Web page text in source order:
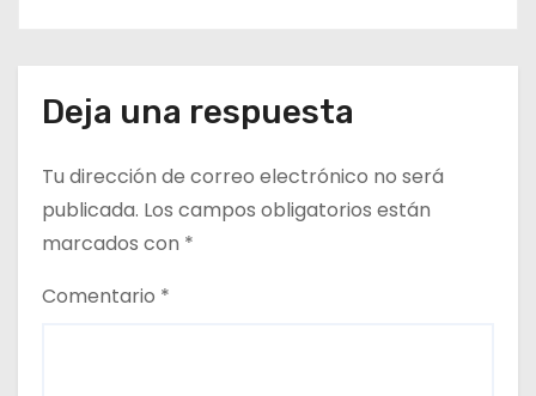
Deja una respuesta
Tu dirección de correo electrónico no será
publicada. Los campos obligatorios están
marcados con *
Comentario *